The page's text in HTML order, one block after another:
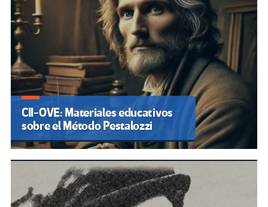
CII-OVE: Materiales educativos
sobre el Método Pestalozzi